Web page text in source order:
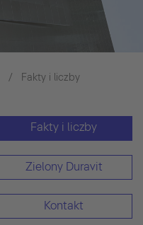
Fakty i liczby
Fakty i liczby
Zielony Duravit
Kontakt